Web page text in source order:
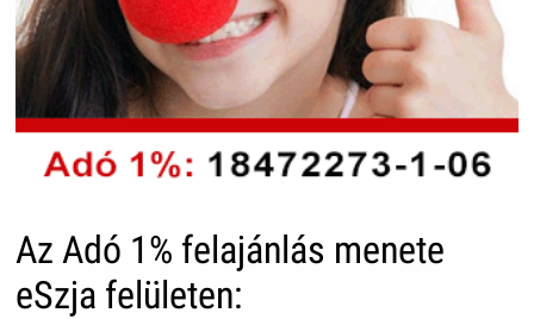
Az Adó 1% felajánlás menete
eSzja felületen: